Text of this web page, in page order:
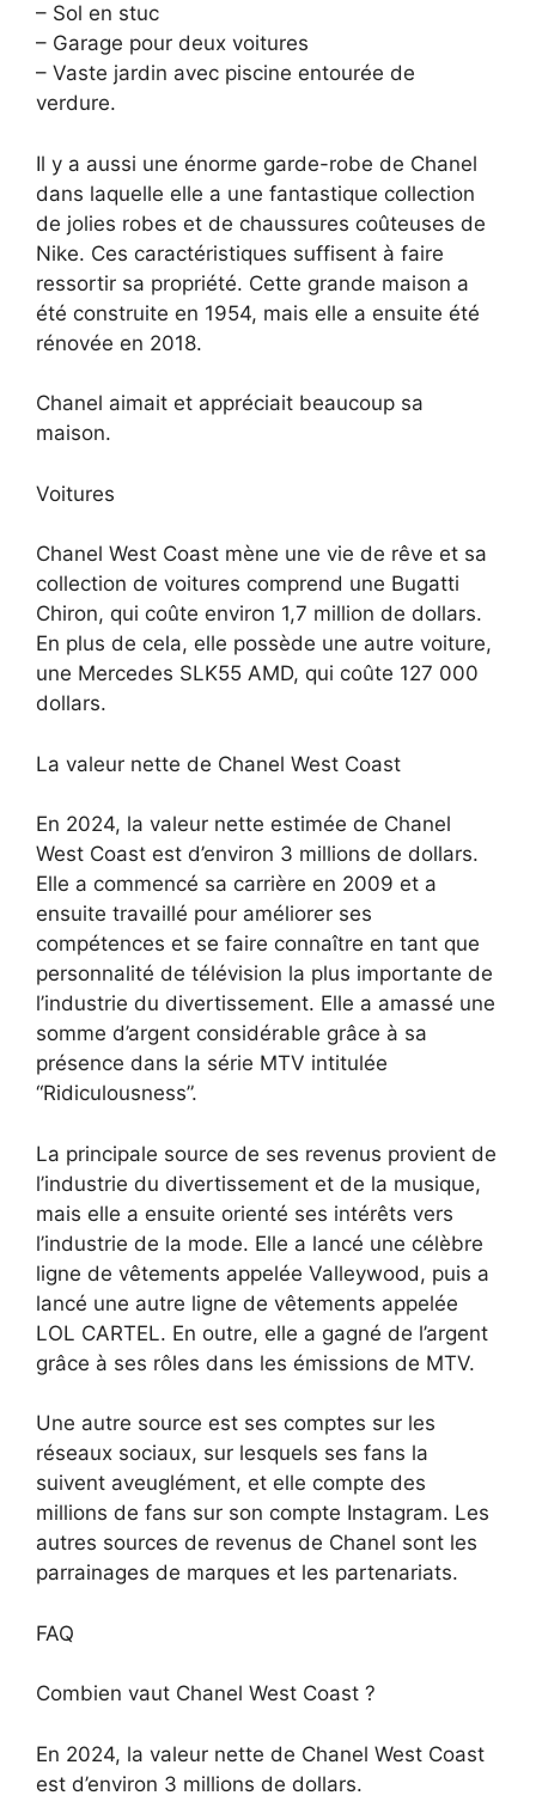
– Sol en stuc
– Garage pour deux voitures
– Vaste jardin avec piscine entourée de
verdure.
Il y a aussi une énorme garde-robe de Chanel
dans laquelle elle a une fantastique collection
de jolies robes et de chaussures coûteuses de
Nike. Ces caractéristiques suffisent à faire
ressortir sa propriété. Cette grande maison a
été construite en 1954, mais elle a ensuite été
rénovée en 2018.
Chanel aimait et appréciait beaucoup sa
maison.
Voitures
Chanel West Coast mène une vie de rêve et sa
collection de voitures comprend une Bugatti
Chiron, qui coûte environ 1,7 million de dollars.
En plus de cela, elle possède une autre voiture,
une Mercedes SLK55 AMD, qui coûte 127 000
dollars.
La valeur nette de Chanel West Coast
En 2024, la valeur nette estimée de Chanel
West Coast est d’environ 3 millions de dollars.
Elle a commencé sa carrière en 2009 et a
ensuite travaillé pour améliorer ses
compétences et se faire connaître en tant que
personnalité de télévision la plus importante de
l’industrie du divertissement. Elle a amassé une
somme d’argent considérable grâce à sa
présence dans la série MTV intitulée
“Ridiculousness”.
La principale source de ses revenus provient de
l’industrie du divertissement et de la musique,
mais elle a ensuite orienté ses intérêts vers
l’industrie de la mode. Elle a lancé une célèbre
ligne de vêtements appelée Valleywood, puis a
lancé une autre ligne de vêtements appelée
LOL CARTEL. En outre, elle a gagné de l’argent
grâce à ses rôles dans les émissions de MTV.
Une autre source est ses comptes sur les
réseaux sociaux, sur lesquels ses fans la
suivent aveuglément, et elle compte des
millions de fans sur son compte Instagram. Les
autres sources de revenus de Chanel sont les
parrainages de marques et les partenariats.
FAQ
Combien vaut Chanel West Coast ?
En 2024, la valeur nette de Chanel West Coast
est d’environ 3 millions de dollars.